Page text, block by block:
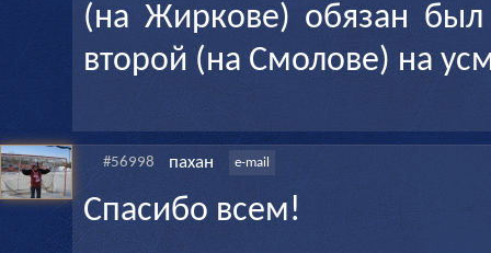
(на Жиркове) обязан был
второй (на Смолове) на
#56998 пахан e-mail
Спасибо всем!